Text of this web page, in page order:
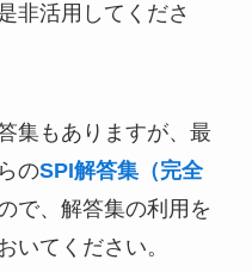
非活用してくださ
集もありますが、最
のSPI解答集（完全
で、解答集の利用を
いてください。